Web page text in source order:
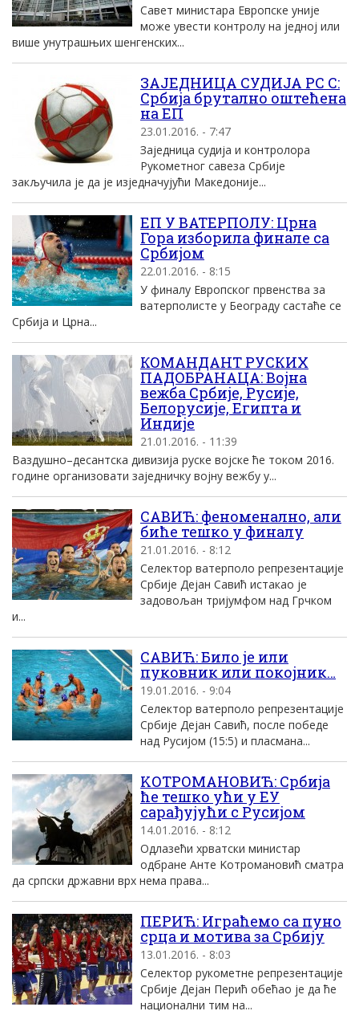
Савет министара Европске уније
може увести контролу на једној или
више унутрашњих шенгенских...
ЗАЈЕДНИЦА СУДИЈА РС С:
Србиjа брутално оштећена
на EП
23.01.2016. - 7:47
Заjедница судиjа и контролора
Рукометног савеза Србиjе
закључила jе да jе изjедначуjући Mакедониjе...
ЕП У ВАТЕРПОЛУ: Црна
Гора изборила финале са
Србијом
22.01.2016. - 8:15
У финалу Европског првенства за
ватерполисте у Београду састаће се
Србија и Црна...
КОМАНДАНТ РУСКИХ
ПАДОБРАНАЦА: Војна
вежба Србије, Русије,
Белорусије, Египта и
Индије
21.01.2016. - 11:39
Ваздушно–десантска дивизија руске војске ће током 2016.
године организовати заједничку војну вежбу у...
САВИЋ: феноменално, али
биће тешко у финалу
21.01.2016. - 8:12
Селектор ватерполо репрезентациjе
Србиjе Деjан Савић истакао jе
задовољан триjумфом над Грчком
и...
САВИЋ: Било jе или
пуковник или покоjник…
19.01.2016. - 9:04
Селектор ватерполо репрезентациjе
Србиjе Деjан Савић, после победе
над Русиjом (15:5) и пласмана...
KОТРОМАНОВИЋ: Србиjа
ће тешко ући у EУ
сарађуjући с Русиjом
14.01.2016. - 8:12
Oдлазећи хрватски министар
одбране Aнте Kотромановић сматра
да српски државни врх нема права...
ПEРИЋ: Играћемо са пуно
срца и мотива за Србиjу
13.01.2016. - 8:03
Селектор рукометне репрезентациjе
Србиjе Деjан Перић обећао jе да ће
национални тим на...